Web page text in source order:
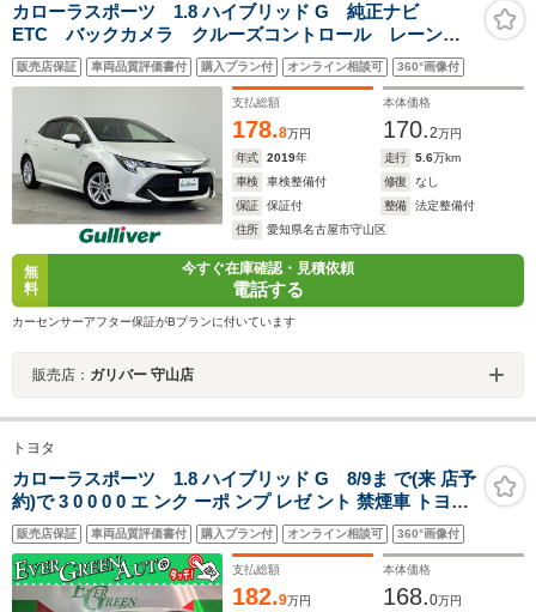
カローラスポーツ 1.8 ハイブリッド G 純正ナビ
ETC バックカメラ クルーズコントロール レーンキ
ープアシスト オートマチックハイビーム 純正アルミ
ホイール コーナーセンサー LEDオートライト ウィ
ンカー付き電格ミラー 衝突軽減
販売店保証 車両品質評価書付 購入プラン付 オンライン相談可 360°画像付
支払総額
178.8万円
本体価格
170.2万円
年式
2019年 走行 5.6万km
車検
車検整備付 修復
なし
保証
保証付 整備
法定整備付
住所
愛知県名古屋市守山区
無
料
今すぐ在庫確認・見積依頼
電話する
カーセンサーアフター保証がBプランに付いています
販売店： ガリバー 守山店
トヨタ
カローラスポーツ 1.8 ハイブリッド G 8/9ま で(来 店予
約)で 3 0 0 0 0 エ ンク ーポ ンプ レゼ ント 禁煙車 トヨタ
セーフティセンス 純正SDナビ Bluetooth バックカメラ
スマートキー プッシュスタート LEDライト フォグ 横滑
り防止装置 オートライト
販売店保証 車両品質評価書付 購入プラン付 オンライン相談可 360°画像付
支払総額
182.9万円
本体価格
168.0万円